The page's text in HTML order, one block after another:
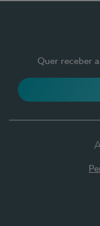
Quer receber